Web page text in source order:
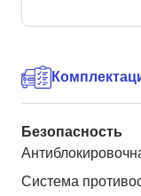
Безопасность
Система